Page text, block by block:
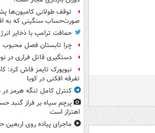
توقف طولانی کامیون‌ها
صورت‌حساب سنگینی که به
حماقت ترامپ با ذخایر
چرا تابستان فصل
دستگیری قاتل فراری در
نیویورک تایمز فاش کرد:
تفرقه افکنی در کوبا
کنترل کامل تنگه هرمز
پرچم سیاه بر فراز گنبد
اهتزاز است
ماجرای پیاده روی اربعین